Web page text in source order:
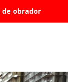
obrador